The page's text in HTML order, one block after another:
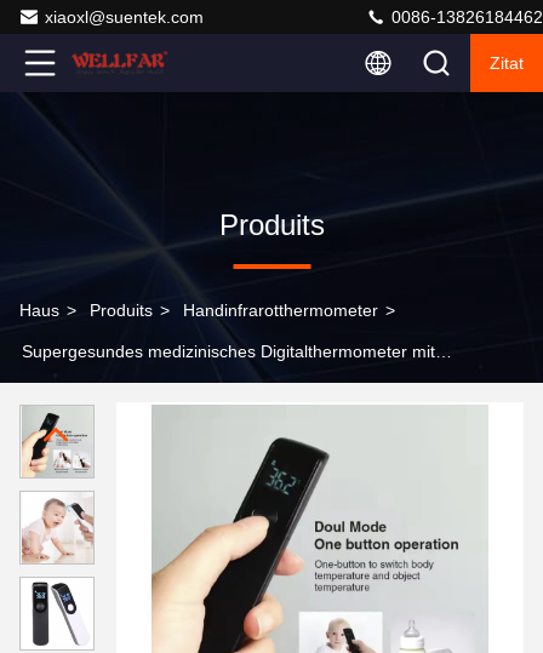
xiaoxl@suentek.com 0086-13826184462
Zitat
Produits
Haus > Produits > Handinfrarotthermometer >
Supergesundes medizinisches Digitalthermometer mit